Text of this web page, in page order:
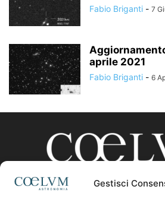
Gestisci
Fabio Briganti - 7
aprile 2021
Fabio Briganti - 6